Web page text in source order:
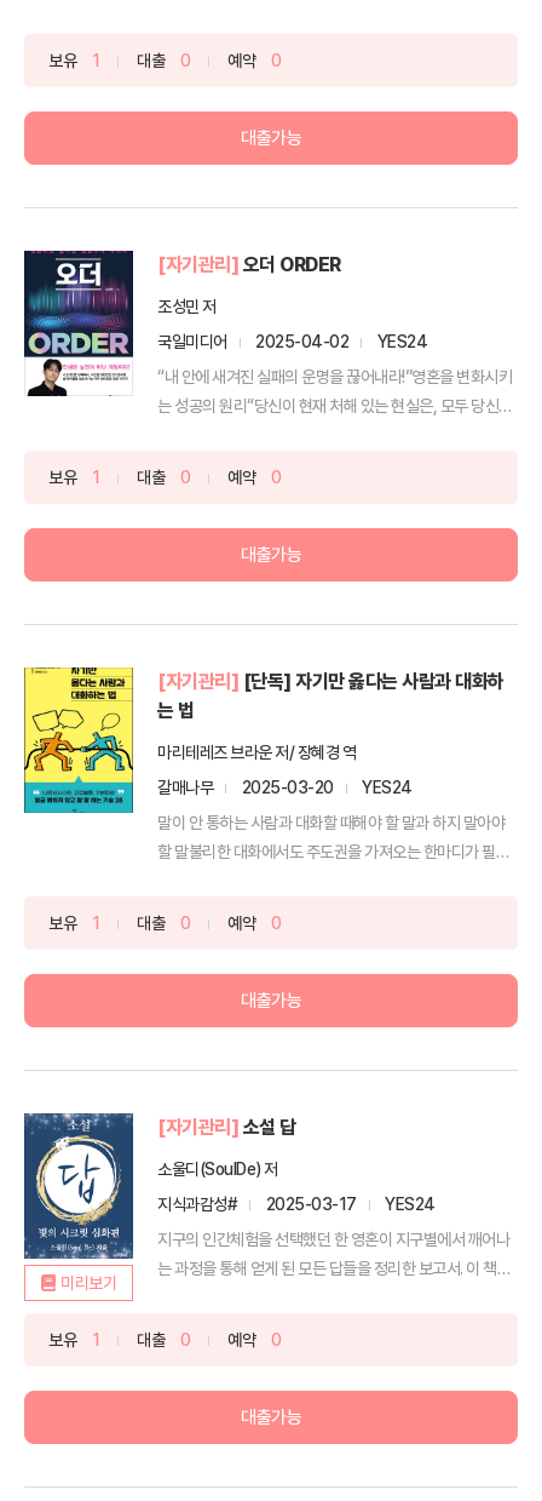
보유 1 대출 0 예약 0
대출가능
[자기관리] 오더 ORDER
조성민 저
국일미디어
2025-04-02
YES24
“내 안에 새겨진 실패의 운명을 끊어내라!”영혼을 변화시키
는 성공의 원리“당신이 현재 처해 있는 현실은, 모두 당신
보유 1 대출 0 예약 0
대출가능
[자기관리] [단독] 자기만 옳다는 사람과 대화하
는 법
마리테레즈 브라운 저/ 장혜경 역
갈매나무
2025-03-20
YES24
말이 안 통하는 사람과 대화할 때해야 할 말과 하지 말아야
할 말불리한 대화에서도 주도권을 가져오는 한마디가 필요
보유 1 대출 0 예약 0
대출가능
미리보기
[자기관리] 소설 답
소울디(SoulDe) 저
지식과감성#
2025-03-17
YES24
지구의 인간체험을 선택했던 한 영혼이 지구별에서 깨어나
는 과정을 통해 얻게 된 모든 답들을 정리한 보고서. 이 책을
보유 1 대출 0 예약 0
대출가능